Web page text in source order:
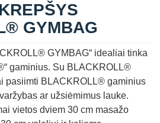
GYMBAG
GYMBAG“ idealiai tinka
gaminius. Su BLACKROLL®
pasiimti BLACKROLL® gaminius
ar užsiėmimus lauke.
vietos dviem 30 cm masažo